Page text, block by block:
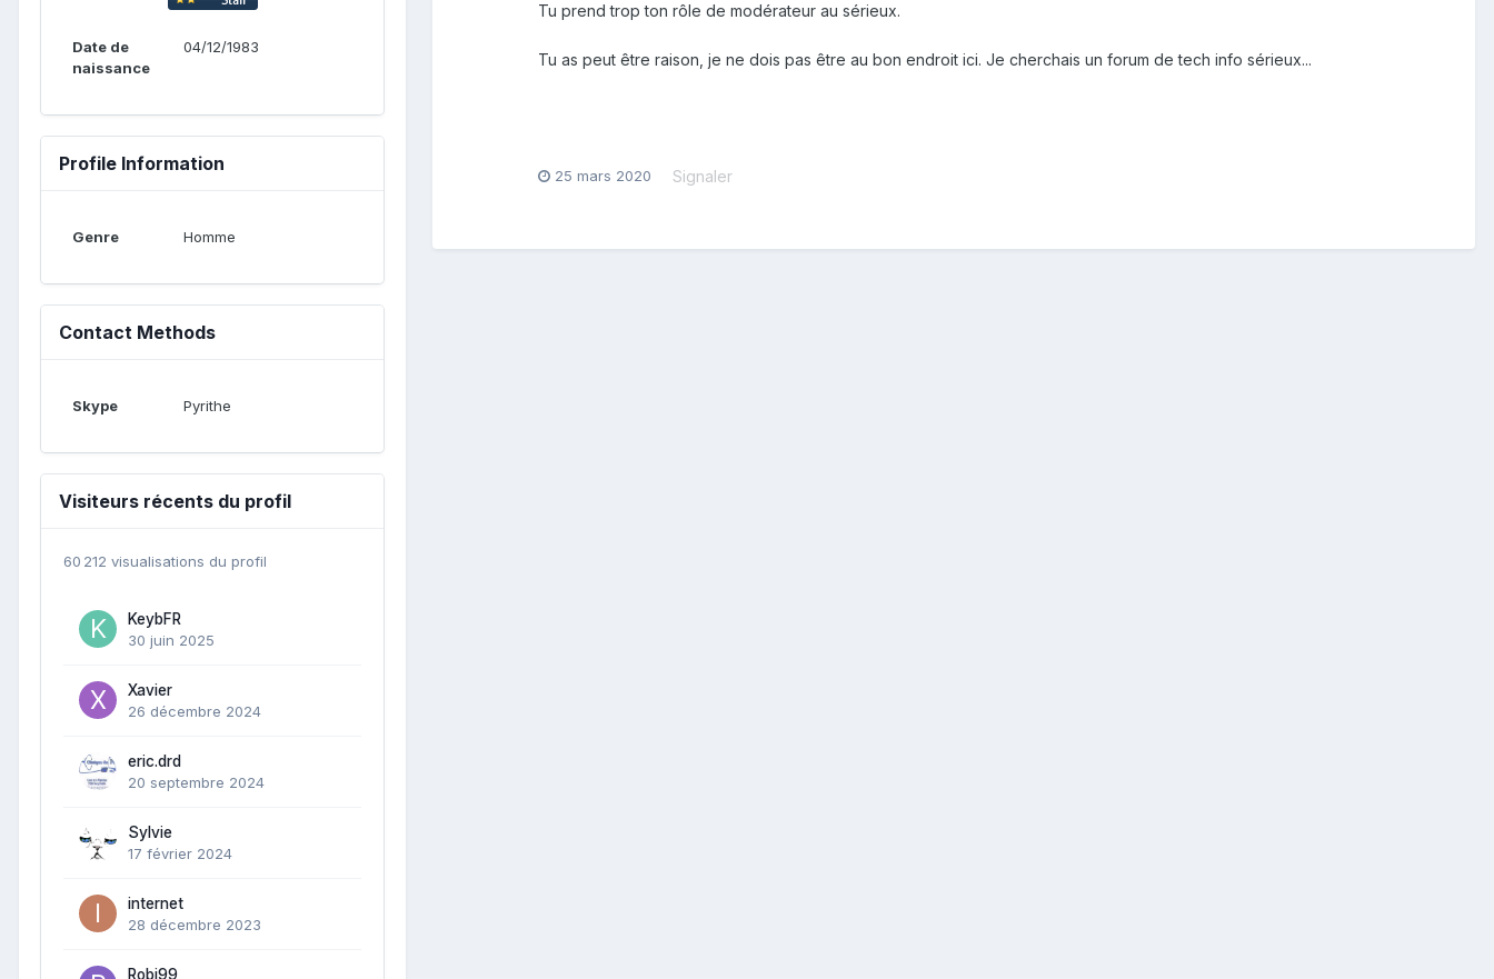
Date de
naissance
04/12/1983
Profile Information
Genre Homme
Contact Methods
Skype Pyrithe
Visiteurs récents du profil
60 212 visualisations du profil
KeybFR
30 juin 2025
Xavier
26 décembre 2024
eric.drd
20 septembre 2024
Sylvie
17 février 2024
internet
28 décembre 2023
Robi99
Tu prend trop ton rôle de modérateur au sérieux.
Tu as peut être raison, je ne dois pas être au bon endroit ici. Je cherchais un forum de tech info sérieux...
25 mars 2020 Signaler